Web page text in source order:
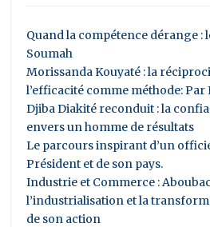
Quand la compétence dérange :
Soumah
Morissanda Kouyaté : la
l’efficacité comme méthode:
Djiba Diakité reconduit : la
envers un homme de résultats
Le parcours inspirant d’un
Président et de son pays.
Industrie et Commerce :
l’industrialisation et la
de son action